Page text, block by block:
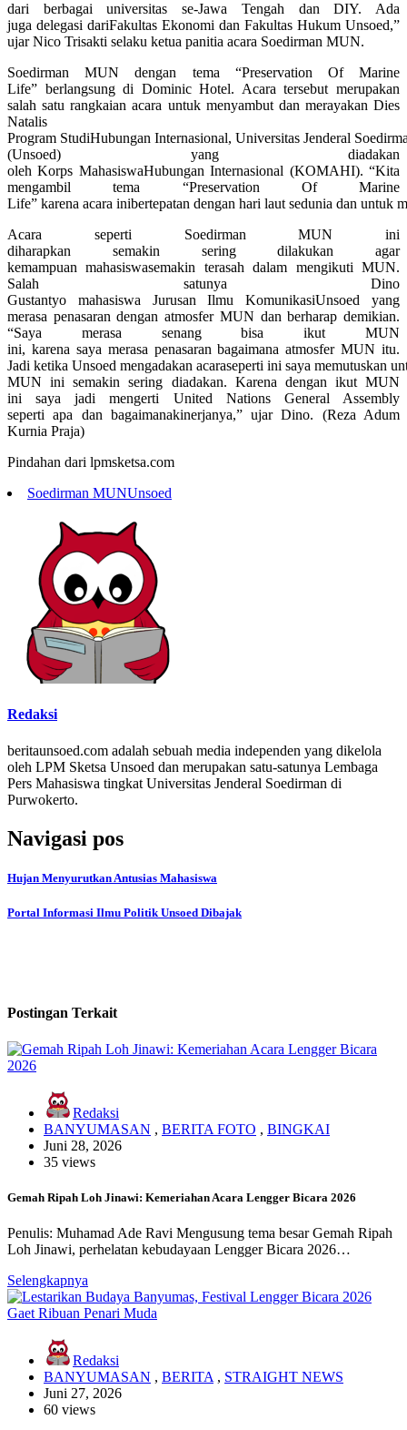
dari berbagai universitas se-Jawa Tengah dan DIY. Ada
juga delegasi dariFakultas Ekonomi dan Fakultas Hukum Unsoed,”
ujar Nico Trisakti selaku ketua panitia acara Soedirman MUN.
Soedirman MUN dengan tema “Preservation Of Marine
Life” berlangsung di Dominic Hotel. Acara tersebut merupakan
salah satu rangkaian acara untuk menyambut dan merayakan Dies
Natalis
Program StudiHubungan Internasional, Universitas Jenderal
(Unsoed) yang diadakan
oleh Korps MahasiswaHubungan Internasional (KOMAHI). “Kita
mengambil tema “Preservation Of Marine
Life” karena acara inibertepatan dengan hari laut sedunia dan
Acara seperti Soedirman MUN ini
diharapkan semakin sering dilakukan agar
kemampuan mahasiswasemakin terasah dalam mengikuti MUN.
Salah satunya Dino
Gustantyo mahasiswa Jurusan Ilmu KomunikasiUnsoed yang
merasa penasaran dengan atmosfer MUN dan berharap demikian.
“Saya merasa senang bisa ikut MUN
ini, karena saya merasa penasaran bagaimana atmosfer MUN itu.
Jadi ketika Unsoed mengadakan acaraseperti ini saya memutuskan
MUN ini semakin sering diadakan. Karena dengan ikut MUN
ini saya jadi mengerti United Nations General Assembly
seperti apa dan bagaimanakinerjanya,” ujar Dino. (Reza Adum
Kurnia Praja)
Pindahan dari lpmsketsa.com
Soedirman MUNUnsoed
Redaksi
beritaunsoed.com adalah sebuah media independen yang dikelola
oleh LPM Sketsa Unsoed dan merupakan satu-satunya Lembaga
Pers Mahasiswa tingkat Universitas Jenderal Soedirman di
Purwokerto.
Navigasi pos
Hujan Menyurutkan Antusias Mahasiswa
Portal Informasi Ilmu Politik Unsoed Dibajak
Postingan Terkait
Redaksi
BANYUMASAN , BERITA FOTO , BINGKAI
Juni 28, 2026
35 views
Gemah Ripah Loh Jinawi: Kemeriahan Acara Lengger Bicara 2026
Penulis: Muhamad Ade Ravi Mengusung tema besar Gemah Ripah
Loh Jinawi, perhelatan kebudayaan Lengger Bicara 2026…
Selengkapnya
Redaksi
BANYUMASAN , BERITA , STRAIGHT NEWS
Juni 27, 2026
60 views